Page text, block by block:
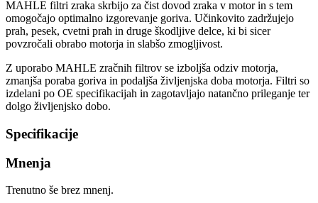
MAHLE filtri zraka skrbijo za čist dovod zraka v motor in s tem
omogočajo optimalno izgorevanje goriva. Učinkovito zadržujejo
prah, pesek, cvetni prah in druge škodljive delce, ki bi sicer
povzročali obrabo motorja in slabšo zmogljivost.
Z uporabo MAHLE zračnih filtrov se izboljša odziv motorja,
zmanjša poraba goriva in podaljša življenjska doba motorja. Filtri so
izdelani po OE specifikacijah in zagotavljajo natančno prileganje ter
dolgo življenjsko dobo.
Specifikacije
Mnenja
Trenutno še brez mnenj.